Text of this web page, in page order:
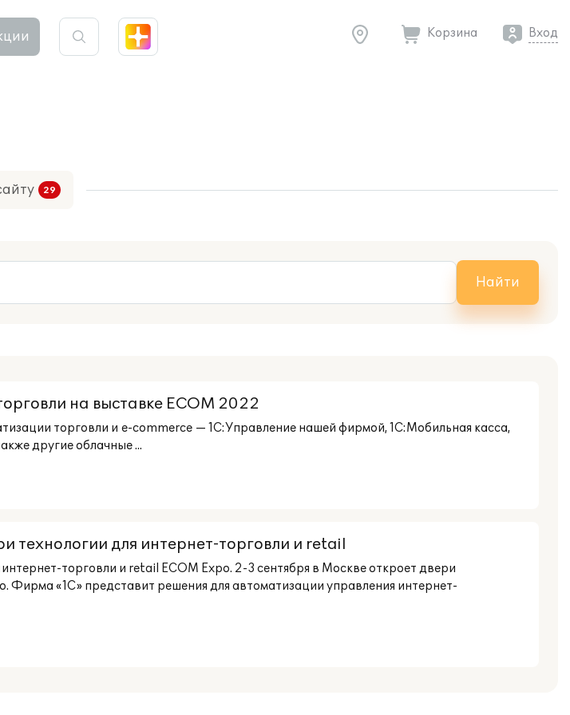
Корзина Вход
Найти
на выставке ECOM 2022
торговли и e-commerce — 1С:Управление нашей фирмой, 1С:Мобильная касса,
другие облачные ...
технологии для интернет-торговли и retail
торговли и retail ECOM Expo. 2-3 сентября в Москве откроет двери
Фирма «1С» представит решения для автоматизации управления интернет-